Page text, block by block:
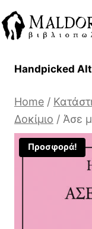
to
content
Handpicked
Home /
Δοκίμιο / Άσε
Προσφορά!